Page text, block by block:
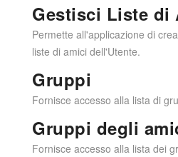
Gestisci Liste di
Permette all'applicazione di
liste di amici dell'Utente.
Gruppi
Fornisce accesso alla lista di
Gruppi degli
Fornisce accesso alla lista dei